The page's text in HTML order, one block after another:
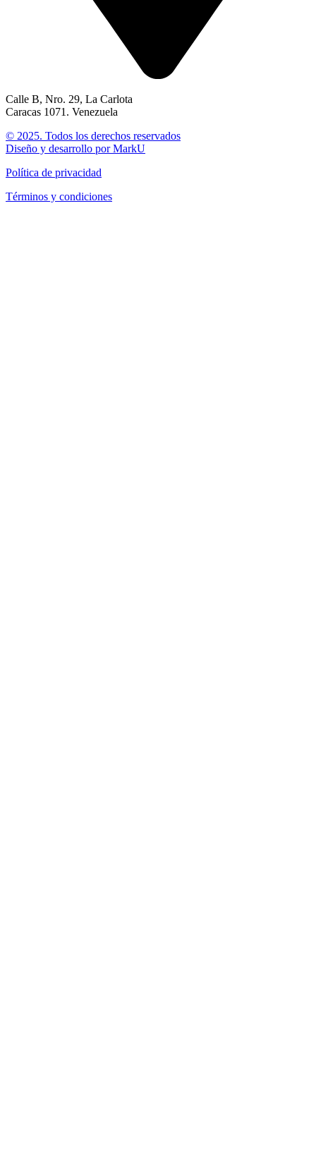
Calle B, Nro. 29, La Carlota
Caracas 1071. Venezuela
© 2025. Todos los derechos reservados
Diseño y desarrollo por MarkU
Política de privacidad
Términos y condiciones